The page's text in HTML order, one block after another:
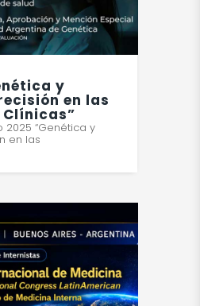
y
en las
2025 “Genética y
en las